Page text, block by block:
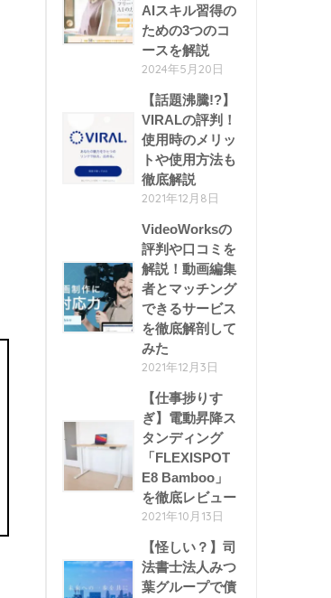
AIスキル習得の
ための3つのコ
ースを解説
2024年5月20日
【話題沸騰!?】
VIRALの評判！
使用時のメリッ
トや使用方法も
徹底解説
2021年12月8日
VideoWorksの
評判や口コミを
解説！動画編集
者とマッチング
できるサービス
を徹底解剖して
みた
2021年12月3日
【仕事捗りす
ぎ】電動昇降ス
タンディング
「FLEXISPOT
E8 Bamboo」
を徹底レビュー
2021年10月13日
【怪しい？】司
法書士法人みつ
葉グループで債